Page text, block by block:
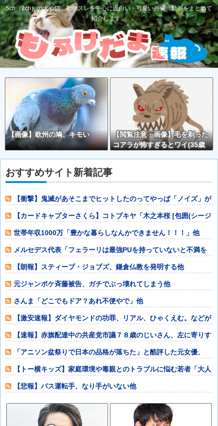
5ch（2ch）の犬や猫、動物スレを中心に面白い・可愛い画像、動画をまとめて
紹介します。
【画像】欧州の鳩、キモい
【閲覧注意・画像】毛を剃った
コアラが怖すぎるとワイ(35歳
おすすめサイト新着記事
【衝撃】鬼滅があそこまでヒットしたのってやっぱ「ノイズ」が
一切無いからよ
【カードキャプターさくら】コトブキヤ「木之本桜 [包囲(シージ
ュ)]コス
世帯年収1000万「豊かな暮らしなんかできません！！！」他
メルセデス代表「フェラーリは最強PUを持っていないと不満を
言うがに非常に
【朗報】スティーブ・ジョブズ、鎌倉仏教を発明する他
元ジャンポケ斉藤被告、ガチでぶっ壊れてしまう他
さんま「どこでもドア？あれ不便やで」他
【激安速報】ダイヤモンドの功罪、リアル、ひゃくえむ。などが
Kindle実
【速報】赤旗配達中の共産党市議７８歳のじいさん、左に寄りす
ぎたか車で民家
「アニソン盆祭りで日本の品格が落ちた」と酷評した元女優、
「あんたが品格を
【トー横キッズ】家庭環境や毒親とのトラブルに悩む若者「大人
に相談しても具
【悲報】バス運転手、なり手がいない他